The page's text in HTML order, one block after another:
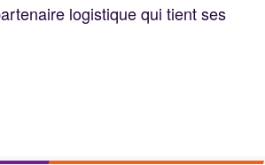
logistique qui tient ses